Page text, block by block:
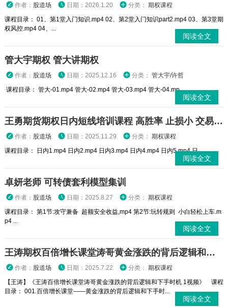
作者： 股道场 日期：2026.1.20 分类： 期权课程
课程目录： 01、第1堂入门知识.mp4 02、第2堂入门知识part2.mp4 03、第3堂期
权风控.mp4 04、...
阅读全文
管大宇期权 管大讲期权
作者： 股道场 日期：2025.12.16 分类： 管大宇/许哲
课程目录： 管大-01.mp4 管大-02.mp4 管大-03.mp4 管大-04.mp...
阅读全文
王勇期货期权日内短线培训课程 高胜率 止损小 交易高手
作者： 股道场 日期：2025.11.29 分类： 期权课程
课程目录： 日内1.mp4 日内2.mp4 日内3.mp4 日内4.mp4 日内5.mp4 日...
阅读全文
卓妍老师 可转债套利模型集训
作者： 股道场 日期：2025.8.27 分类： 期权课程
课程目录： 第1节:攻守兼备 超额安全收益,mp4 第2节:玩转规则 小白轻松上车.m
p4 ...
阅读全文
王涛期权百倍增长课堂涛哥黄金涨跌的背后逻辑和下手时机 1视频
作者： 股道场 日期：2025.7.22 分类： 期权课程
【王涛】《王涛百倍增长课堂涛哥黄金涨跌的背后逻辑和下手时机 1视频》 课程
目录： 001.百倍增长课堂——黄金涨跌的背后逻辑和下手时...
阅读全文